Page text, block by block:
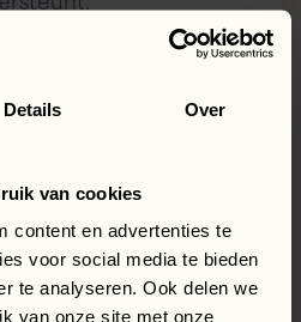
Details Over
van cookies
content en advertenties te
voor social media te bieden
te analyseren. Ook delen we
van onze site met onze
inzichten